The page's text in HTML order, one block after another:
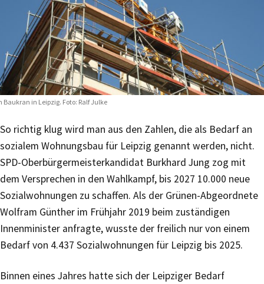
Baukran in Leipzig. Foto: Ralf Julke
So richtig klug wird man aus den Zahlen, die als Bedarf an
sozialem Wohnungsbau für Leipzig genannt werden, nicht.
SPD-Oberbürgermeisterkandidat Burkhard Jung zog mit
dem Versprechen in den Wahlkampf, bis 2027 10.000 neue
Sozialwohnungen zu schaffen. Als der Grünen-Abgeordnete
Wolfram Günther im Frühjahr 2019 beim zuständigen
Innenminister anfragte, wusste der freilich nur von einem
Bedarf von 4.437 Sozialwohnungen für Leipzig bis 2025.
Binnen eines Jahres hatte sich der Leipziger Bedarf